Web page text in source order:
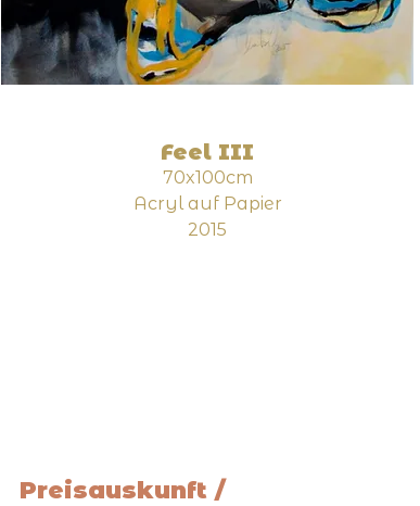
Feel III
70x100cm
Acryl auf Papier
2015
Preisauskunft /